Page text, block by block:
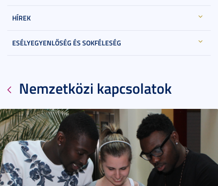
HÍREK
ESÉLYEGYENLŐSÉG ÉS SOKFÉLESÉG
Nemzetközi kapcsolatok